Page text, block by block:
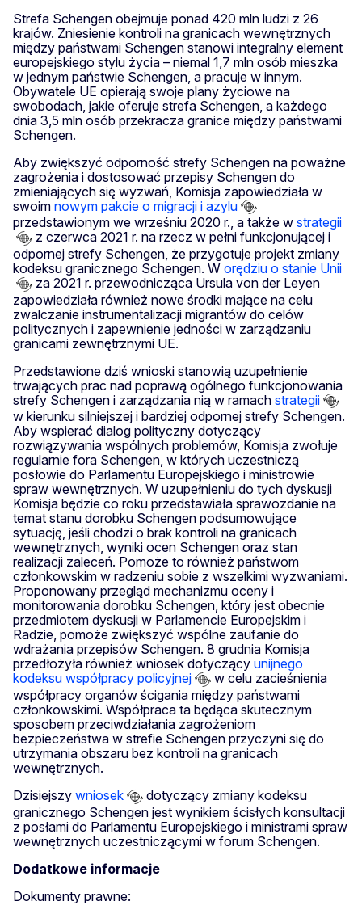
Strefa Schengen obejmuje ponad 420 mln ludzi z 26
krajów. Zniesienie kontroli na granicach wewnętrznych
między państwami Schengen stanowi integralny element
europejskiego stylu życia – niemal 1,7 mln osób mieszka
w jednym państwie Schengen, a pracuje w innym.
Obywatele UE opierają swoje plany życiowe na
swobodach, jakie oferuje strefa Schengen, a każdego
dnia 3,5 mln osób przekracza granice między państwami
Schengen.
Aby zwiększyć odporność strefy Schengen na poważne
zagrożenia i dostosować przepisy Schengen do
zmieniających się wyzwań, Komisja zapowiedziała w
swoim nowym pakcie o migracji i azylu
przedstawionym we wrześniu 2020 r., a także w strategii
z czerwca 2021 r. na rzecz w pełni funkcjonującej i
odpornej strefy Schengen, że przygotuje projekt zmiany
kodeksu granicznego Schengen. W orędziu o stanie Unii
za 2021 r. przewodnicząca Ursula von der Leyen
zapowiedziała również nowe środki mające na celu
zwalczanie instrumentalizacji migrantów do celów
politycznych i zapewnienie jedności w zarządzaniu
granicami zewnętrznymi UE.
Przedstawione dziś wnioski stanowią uzupełnienie
trwających prac nad poprawą ogólnego funkcjonowania
strefy Schengen i zarządzania nią w ramach strategii
w kierunku silniejszej i bardziej odpornej strefy Schengen.
Aby wspierać dialog polityczny dotyczący
rozwiązywania wspólnych problemów, Komisja zwołuje
regularnie fora Schengen, w których uczestniczą
posłowie do Parlamentu Europejskiego i ministrowie
spraw wewnętrznych. W uzupełnieniu do tych dyskusji
Komisja będzie co roku przedstawiała sprawozdanie na
temat stanu dorobku Schengen podsumowujące
sytuację, jeśli chodzi o brak kontroli na granicach
wewnętrznych, wyniki ocen Schengen oraz stan
realizacji zaleceń. Pomoże to również państwom
członkowskim w radzeniu sobie z wszelkimi wyzwaniami.
Proponowany przegląd mechanizmu oceny i
monitorowania dorobku Schengen, który jest obecnie
przedmiotem dyskusji w Parlamencie Europejskim i
Radzie, pomoże zwiększyć wspólne zaufanie do
wdrażania przepisów Schengen. 8 grudnia Komisja
przedłożyła również wniosek dotyczący unijnego
kodeksu współpracy policyjnej
w celu zacieśnienia
współpracy organów ścigania między państwami
członkowskimi. Współpraca ta będąca skutecznym
sposobem przeciwdziałania zagrożeniom
bezpieczeństwa w strefie Schengen przyczyni się do
utrzymania obszaru bez kontroli na granicach
wewnętrznych.
Dzisiejszy wniosek
dotyczący zmiany kodeksu
granicznego Schengen jest wynikiem ścisłych konsultacji
z posłami do Parlamentu Europejskiego i ministrami spraw
wewnętrznych uczestniczącymi w forum Schengen.
Dodatkowe informacje
Dokumenty prawne: